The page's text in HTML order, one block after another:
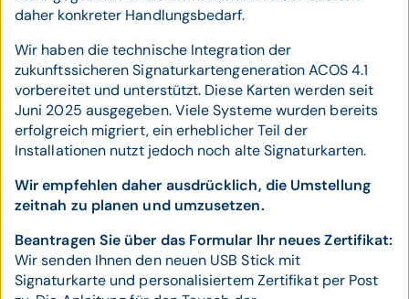
daher konkreter Handlungsbedarf.
Wir haben die technische Integration der
zukunftssicheren Signaturkartengeneration ACOS 4.1
vorbereitet und unterstützt. Diese Karten werden seit
Juni 2025 ausgegeben. Viele Systeme wurden bereits
erfolgreich migriert, ein erheblicher Teil der
Installationen nutzt jedoch noch alte Signaturkarten.
Wir empfehlen daher ausdrücklich, die Umstellung
zeitnah zu planen und umzusetzen.
Beantragen Sie über das Formular Ihr neues Zertifikat:
Wir senden Ihnen den neuen USB Stick mit
Signaturkarte und personalisiertem Zertifikat per Post